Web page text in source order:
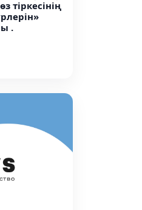
тіркесінің
.